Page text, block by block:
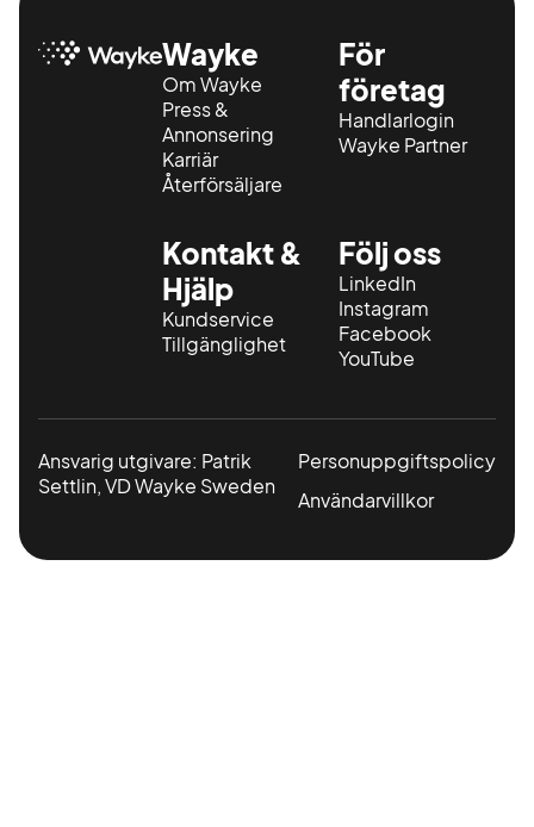
Wayke
Om Wayke
Press &
Annonsering
Karriär
Återförsäljare
För
företag
Handlarlogin
Wayke Partner
Kontakt &
Hjälp
Kundservice
Tillgänglighet
Följ oss
LinkedIn
Instagram
Facebook
YouTube
Ansvarig utgivare: Patrik
Settlin, VD Wayke Sweden
Personuppgiftspolicy
Användarvillkor